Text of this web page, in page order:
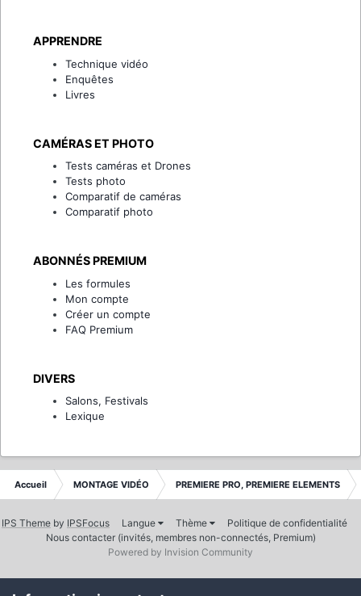
APPRENDRE
Technique vidéo
Enquêtes
Livres
CAMÉRAS ET PHOTO
Tests caméras et Drones
Tests photo
Comparatif de caméras
Comparatif photo
ABONNÉS PREMIUM
Les formules
Mon compte
Créer un compte
FAQ Premium
DIVERS
Salons, Festivals
Lexique
Accueil MONTAGE VIDÉO PREMIERE PRO, PREMIERE ELEMENTS
IPS Theme by IPSFocus Langue Thème
Politique de confidentialité
Nous contacter (invités, membres non-connectés, Premium)
Powered by Invision Community